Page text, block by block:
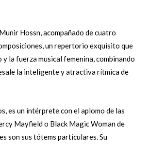
Hossn, acompañado de cuatro
un repertorio exquisito que
la fuerza musical femenina, combinando
la inteligente y atractiva rítmica de
es un intérprete con el aplomo de las
Mayfield o Black Magic Woman de
son sus tótems particulares. Su